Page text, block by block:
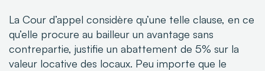
La Cour d’appel considère qu’une telle clause, en ce
qu’elle procure au bailleur un avantage sans
contrepartie, justifie un abattement de 5% sur la
valeur locative des locaux. Peu importe que le